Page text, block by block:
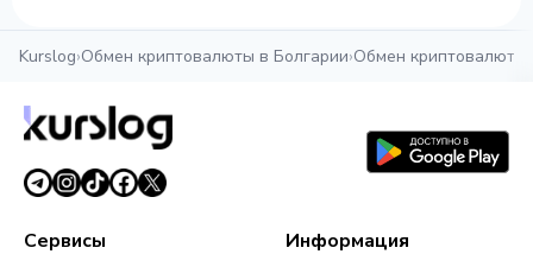
Kurslog›Обмен криптовалюты в Болгарии›Обмен
Сервисы Информация